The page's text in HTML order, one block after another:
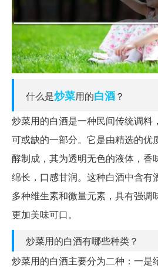
什么是炒菜用的白酒？
炒菜用的白酒是一种民间传统调料
可或缺的一部分。它是由精选的优
酵制成，其为透明无色的液体，香
绵长，口感甘润。这种白酒中含有
多种维生素和微量元素，具有强调
更加美味可口。
炒菜用的白酒有哪些种类？
炒菜用的白酒主要分为二种：一是